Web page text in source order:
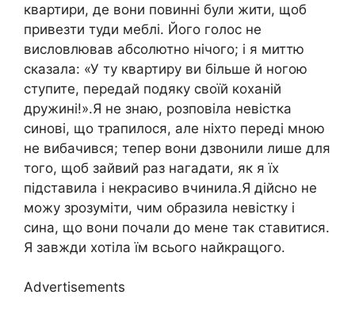
квартири, де вони повинні були жити, щоб
привезти туди меблі. Його голос не
висловлював абсолютно нічого; і я миттю
сказала: «У ту квартиру ви більше й ногою
ступите, передай подяку своїй коханій
дружині!».Я не знаю, розповіла невістка
синові, що трапилося, але ніхто переді мною
не вибачився; тепер вони дзвонили лише для
того, щоб зайвий раз нагадати, як я їх
підставила і некрасиво вчинила.Я дійсно не
можу зрозуміти, чим образила невістку і
сина, що вони почали до мене так ставитися.
Я завжди хотіла їм всього найкращого.
Advertisements